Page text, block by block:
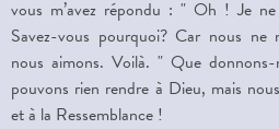
vous m’avez répondu : " Oh ! Je
Savez-vous pourquoi? Car nous ne
nous aimons. Voilà. " Que
pouvons rien rendre à Dieu, mais
et à la Ressemblance !